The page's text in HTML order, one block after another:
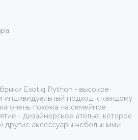
Exotiq Python - высокое
индивидуальный подход к каждому
очень похожа на семейное
- дизайнерское ателье, которое
другие аксессуары небольшими